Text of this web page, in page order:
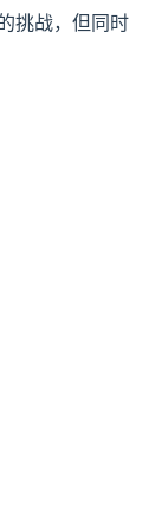
挑战，但同时